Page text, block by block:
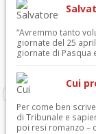
“Avremmo tanto
giornate del 25
giornate di Pasqua
Cui
Per come ben
di Tribunale e
poi resi romanzo –